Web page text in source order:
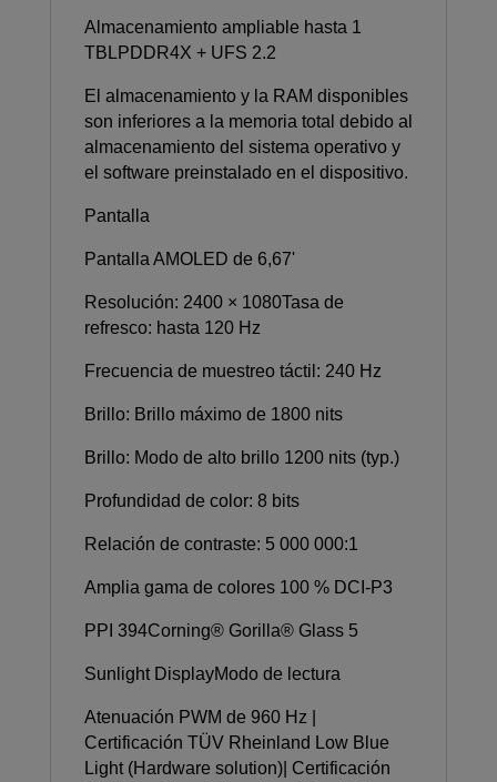
Almacenamiento ampliable hasta 1
TBLPDDR4X + UFS 2.2
El almacenamiento y la RAM disponibles
son inferiores a la memoria total debido al
almacenamiento del sistema operativo y
el software preinstalado en el dispositivo.
Pantalla
Pantalla AMOLED de 6,67'
Resolución: 2400 × 1080Tasa de
refresco: hasta 120 Hz
Frecuencia de muestreo táctil: 240 Hz
Brillo: Brillo máximo de 1800 nits
Brillo: Modo de alto brillo 1200 nits (typ.)
Profundidad de color: 8 bits
Relación de contraste: 5 000 000:1
Amplia gama de colores 100 % DCI-P3
PPI 394Corning® Gorilla® Glass 5
Sunlight DisplayModo de lectura
Atenuación PWM de 960 Hz |
Certificación TÜV Rheinland Low Blue
Light (Hardware solution)| Certificación